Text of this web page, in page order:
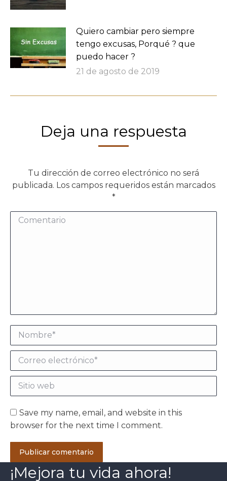
Quiero cambiar pero siempre
tengo excusas, Porqué ? que
puedo hacer ?
21 de agosto de 2019
Deja una respuesta
Tu dirección de correo electrónico no será
publicada. Los campos requeridos están marcados
*
Comentario
Nombre *
Correo electrónico *
Sitio web
Save my name, email, and website in this
browser for the next time I comment.
Publicar comentario
¡Mejora tu vida ahora!